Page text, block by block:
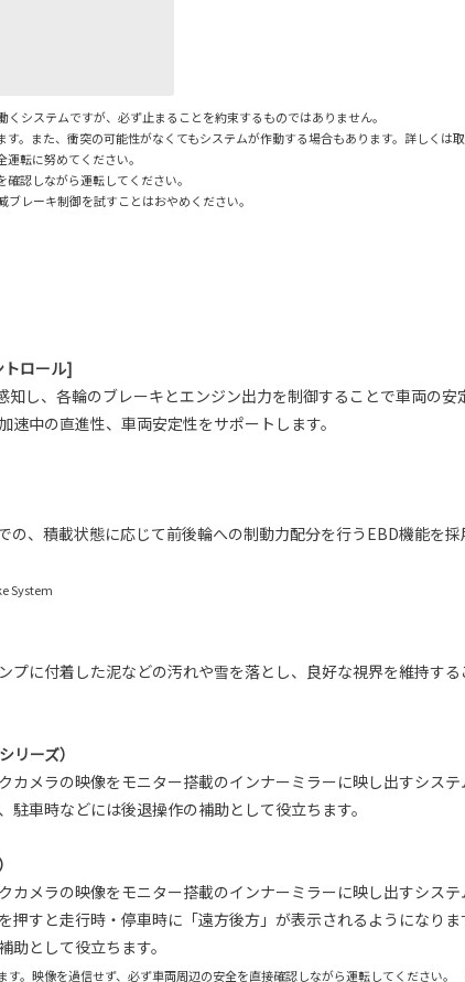
システムですが、必ず止まることを約束するものではありません。
。また、衝突の可能性がなくてもシステムが作動する場合もあります。詳しくは取
転に努めてください。
認しながら運転してください。
レーキ制御を試すことはおやめください。
トロール]
し、各輪のブレーキとエンジン出力を制御することで車両の
中の直進性、車両安定性をサポートします。
、積載状態に応じて前後輪への制動力配分を行うEBD機能を
System
に付着した泥などの汚れや雪を落とし、良好な視界を維持する
ーズ）
メラの映像をモニター搭載のインナーミラーに映し出すシス
車時などには後退操作の補助として役立ちます。
メラの映像をモニター搭載のインナーミラーに映し出すシス
すと走行時・停車時に「遠方後方」が表示されるようになり
として役立ちます。
。映像を過信せず、必ず車両周辺の安全を直接確認しながら運転してください